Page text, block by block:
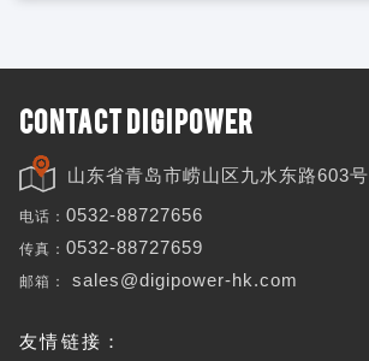
CONTACT DIGIPOWER
山东省青岛市崂山区九水东路603
电话： 0532-88727656
传真： 0532-88727659
邮箱： sales@digipower-hk.com
友情链接：